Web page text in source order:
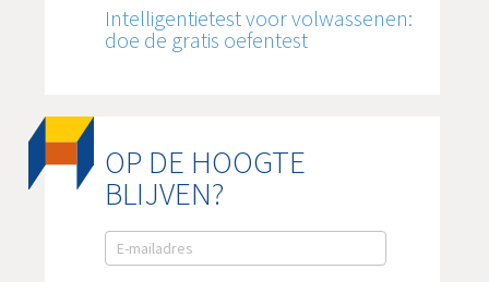
Intelligentietest voor volwassenen:
doe de gratis oefentest
OP DE HOOGTE
BLIJVEN?
E-
mail